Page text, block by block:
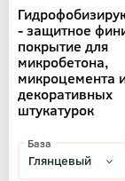
- защитное
покрытие для
микробетона,
микроцемента
декоративных
штукатурок
База